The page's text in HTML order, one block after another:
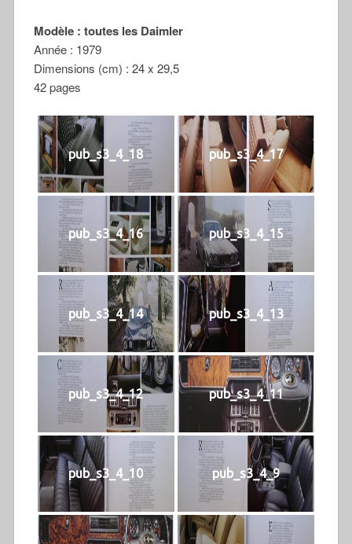
Modèle : toutes les Daimler
Année : 1979
Dimensions (cm) : 24 x 29,5
42 pages
pub_s3_4_18 pub_s3_4_17
pub_s3_4_16 pub_s3_4_15
pub_s3_4_14 pub_s3_4_13
pub_s3_4_12 pub_s3_4_11
pub_s3_4_10 pub_s3_4_9